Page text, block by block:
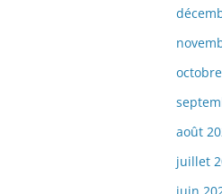
août
juillet
juin